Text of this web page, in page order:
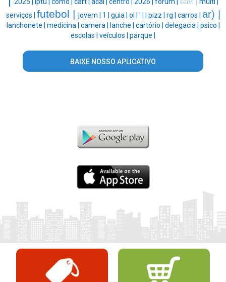
2025 | iptu | como | cart | acai | centro | 2026 | forum | servi |
multi |
serviços | futebol | jovem | 1 | guia | oi | ' | pizz | rg | carros | ar) |
lanchonete | medicina | camera | lanche | cartório | delegacia | psico |
escolas | veículos | parque |
BAIXE NOSSO APLICATIVO